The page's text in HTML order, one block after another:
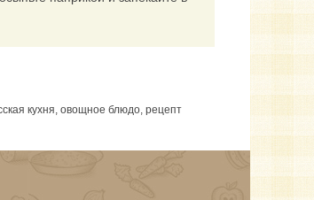
кухня, овощное блюдо, рецепт